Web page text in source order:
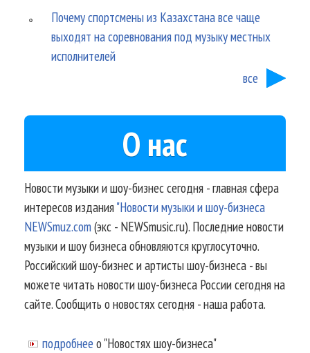
Почему спортсмены из Казахстана все чаще
выходят на соревнования под музыку местных
исполнителей
все
О нас
Новости музыки и шоу-бизнес сегодня - главная сфера
интересов издания"Новости музыки и шоу-бизнеса
NEWSmuz.com(экс - NEWSmusic.ru). Последние новости
музыки и шоу бизнеса обновляются круглосуточно.
Российский шоу-бизнес и артисты шоу-бизнеса - вы
можете читать новости шоу-бизнеса России сегодня на
сайте. Сообщить о новостях сегодня - наша работа.
подробнее о "Новостях шоу-бизнеса"